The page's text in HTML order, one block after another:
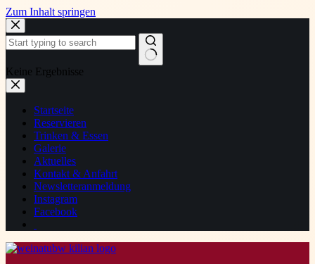
Zum Inhalt springen
Keine Ergebnisse
Startseite
Reservieren
Trinken & Essen
Galerie
Aktuelles
Kontakt & Anfahrt
Newsletteranmeldung
Instagram
Facebook